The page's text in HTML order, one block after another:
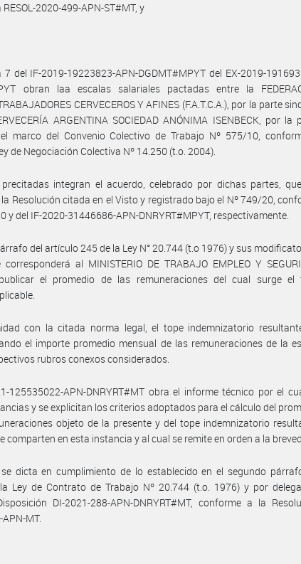
2020-499-APN-ST#MT, y
del IF-2019-19223823-APN-DGDMT#MPYT del EX-2019-
obran laa escalas salariales pactadas entre la
CERVECEROS Y AFINES (F.A.T.C.A.), por la parte
ARGENTINA SOCIEDAD ANÓNIMA ISENBECK, por la
marco del Convenio Colectivo de Trabajo Nº 575/10,
de Negociación Colectiva Nº 14.250 (t.o. 2004).
integran el acuerdo, celebrado por dichas partes,
Resolución citada en el Visto y registrado bajo el Nº 749/20,
y del IF-2020-31446686-APN-DNRYRT#MPYT, respectivamente.
del artículo 245 de la Ley N° 20.744 (t.o 1976) y sus
al MINISTERIO DE TRABAJO EMPLEO Y
el promedio de las remuneraciones del cual surge el
con la citada norma legal, el tope indemnizatorio
el importe promedio mensual de las remuneraciones de la
rubros conexos considerados.
125535022-APN-DNRYRT#MT obra el informe técnico por el
y se explicitan los criterios adoptados para el cálculo del
objeto de la presente y del tope indemnizatorio
comparten en esta instancia y al cual se remite en orden a la
dicta en cumplimiento de lo establecido en el segundo
Ley de Contrato de Trabajo Nº 20.744 (t.o. 1976) y por
DI-2021-288-APN-DNRYRT#MT, conforme a la
MT.